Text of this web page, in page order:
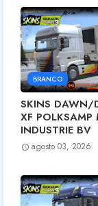
BRANCO
SKINS DAWN/
XF POLKSAMP
INDUSTRIE BV
agosto 03, 2026